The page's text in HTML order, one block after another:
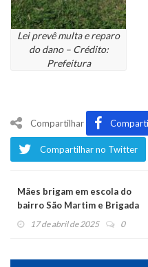
Lei prevê multa e reparo
do dano – Crédito:
Prefeitura
Compartilhar
Compartilhar no Twitter
Mães brigam em escola do
bairro São Martim e Brigada
Militar é acionada
17 de abril de 2025 0